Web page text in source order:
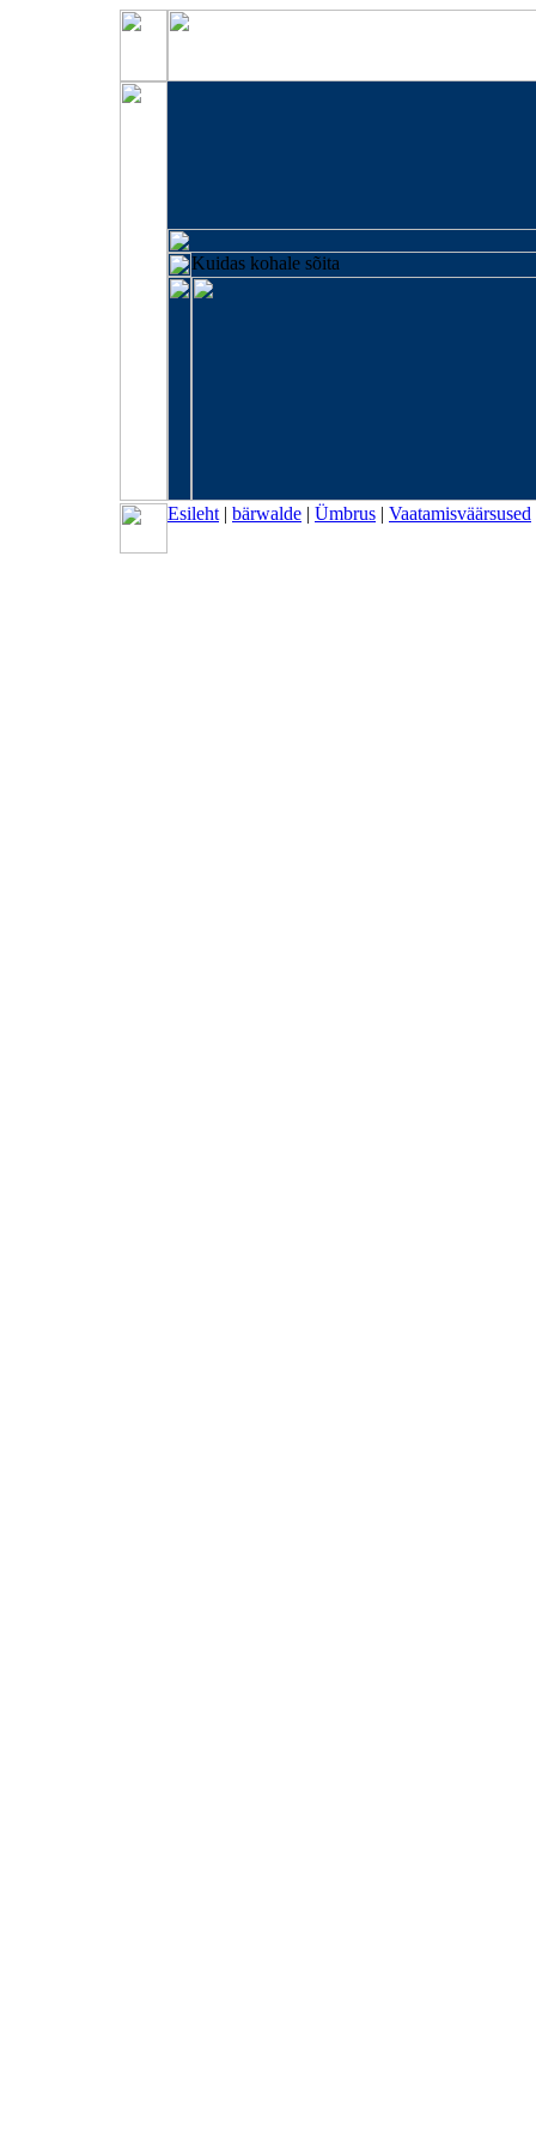
Kuidas kohale sõita
Esileht | bärwalde | Ümbrus | Vaatamisväärsused